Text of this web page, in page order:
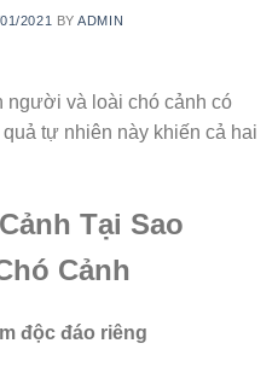
2021 BYADMIN
người và loài chó cảnh có
tự nhiên này khiến cả hai
Tại Sao
Cảnh
độc đáo riêng